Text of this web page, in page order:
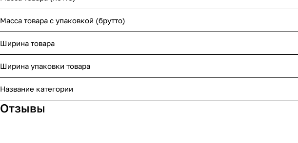
Масса товара с упаковкой (брутто)
Ширина товара
Ширина упаковки товара
Название категории
Отзывы